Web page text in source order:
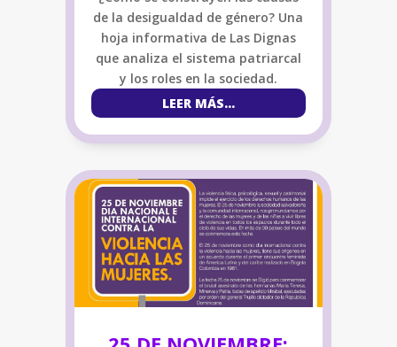
de la desigualdad de género? Una
hoja informativa de Las Dignas
que analiza el sistema patriarcal
y los roles en la sociedad.
LEER MÁS...